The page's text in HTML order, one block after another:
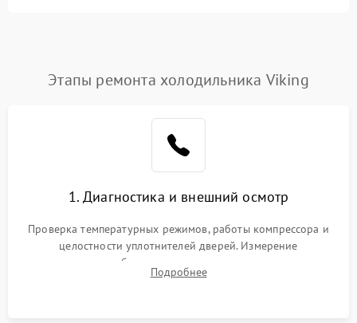
Этапы ремонта холодильника Viking
1. Диагностика и внешний осмотр
Проверка температурных режимов, работы компрессора и
целостности уплотнителей дверей. Измерение
сопротивления обмоток мотора, проверка термостата и
считывание кодов ошибок с электронного дисплея.
Подробнее